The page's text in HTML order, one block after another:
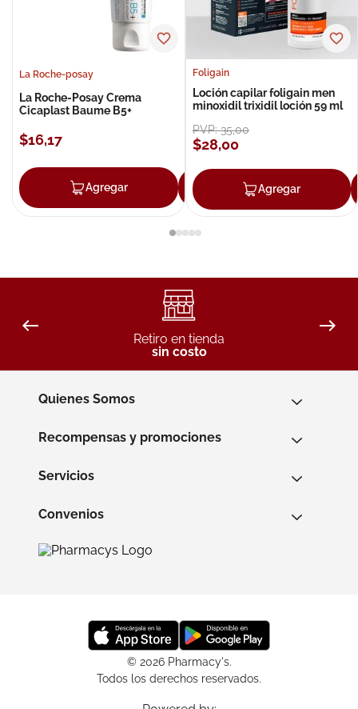
La Roche-posay
La Roche-Posay Crema
Cicaplast Baume B5+
$16,17
Agregar Agregar
Foligain
Loción capilar foligain men
minoxidil trixidil loción 59 ml
PVP:35,00
$28,00
Agregar
Retiro en tienda
sin costo
Quienes Somos
Recompensas y promociones
Servicios
Convenios
© 2026 Pharmacy's.
Todos los derechos reservados.